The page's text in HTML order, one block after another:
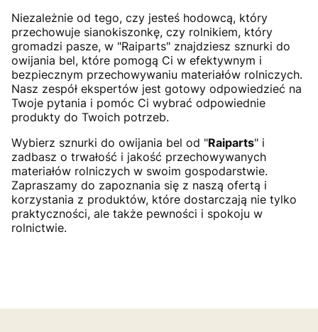
Niezależnie od tego, czy jesteś hodowcą, który
przechowuje sianokiszonkę, czy rolnikiem, który
gromadzi pasze, w "Raiparts" znajdziesz sznurki do
owijania bel, które pomogą Ci w efektywnym i
bezpiecznym przechowywaniu materiałów rolniczych.
Nasz zespół ekspertów jest gotowy odpowiedzieć na
Twoje pytania i pomóc Ci wybrać odpowiednie
produkty do Twoich potrzeb.
Wybierz sznurki do owijania bel od "Raiparts" i
zadbasz o trwałość i jakość przechowywanych
materiałów rolniczych w swoim gospodarstwie.
Zapraszamy do zapoznania się z naszą ofertą i
korzystania z produktów, które dostarczają nie tylko
praktyczności, ale także pewności i spokoju w
rolnictwie.